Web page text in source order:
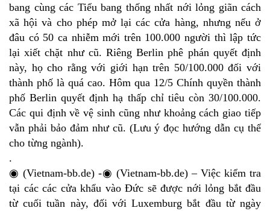
bang cùng các Tiểu bang thống nhất nới lỏng giãn cách
xã hội và cho phép mở lại các cửa hàng, nhưng nếu ở
đâu có 50 ca nhiễm mới trên 100.000 người thì lập tức
lại xiết chặt như cũ. Riêng Berlin phê phán quyết định
này, họ cho rằng với giới hạn trên 50/100.000 đối với
thành phố là quá cao. Hôm qua 12/5 Chính quyền thành
phố Berlin quyết định hạ thấp chỉ tiêu còn 30/100.000.
Các qui định về vệ sinh cũng như khoảng cách giao tiếp
vẫn phải bảo đảm như cũ. (Lưu ý đọc hướng dẫn cụ thể
cho từng ngành).
.
◉ (Vietnam-bb.de) -◉ (Vietnam-bb.de) – Việc kiểm tra
tại các các cửa khẩu vào Đức sẽ được nới lỏng bắt đầu
từ cuối tuần này, đối với Luxemburg bắt đầu từ ngày